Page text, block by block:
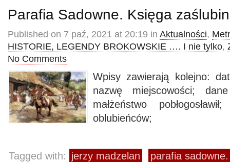
Parafia Sadowne. Księga
Published on 7 paź, 2021 at 20:19 in Aktualności,
HISTORIE, LEGENDY BROKOWSKIE …. I nie tylko,
No Comments
Wpisy zawierają kolejno:
nazwę miejscowości;
małżeństwo
oblubieńców;
Tagged with: jerzy madzelan parafia